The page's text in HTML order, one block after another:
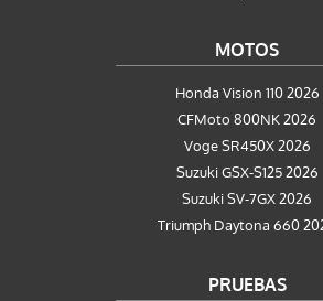
MOTOS
Honda Vision 110 2026
CFMoto 800NK 2026
Voge SR450X 2026
Suzuki GSX-S125 2026
Suzuki SV-7GX 2026
Triumph Daytona 660
PRUEBAS